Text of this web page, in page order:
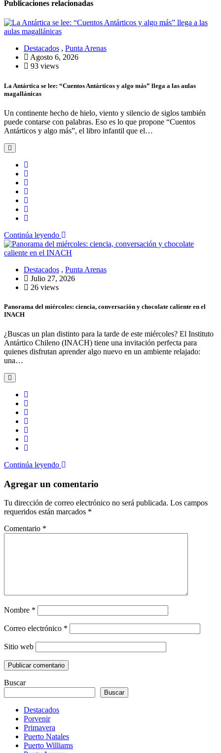
Publicaciones relacionadas
Destacados , Punta Arenas
Agosto 6, 2026
93 views
La Antártica se lee: “Cuentos Antárticos y algo más” llega a las aulas
magallánicas
Un continente hecho de hielo, viento y silencio de siglos también
puede contarse con palabras. Eso es lo que propone “Cuentos
Antárticos y algo más”, el libro infantil que el…
Continúa leyendo
Destacados , Punta Arenas
Julio 27, 2026
26 views
Panorama del miércoles: ciencia, conversación y chocolate caliente en el
INACH
¿Buscas un plan distinto para la tarde de este miércoles? El Instituto
Antártico Chileno (INACH) tiene una invitación perfecta para
quienes disfrutan aprender algo nuevo en un ambiente relajado:
una…
Continúa leyendo
Agregar un comentario
Tu dirección de correo electrónico no será publicada. Los campos
requeridos están marcados *
Comentario *
Nombre *
Correo electrónico *
Sitio web
Buscar
Buscar
Destacados
Porvenir
Primavera
Puerto Natales
Puerto Williams